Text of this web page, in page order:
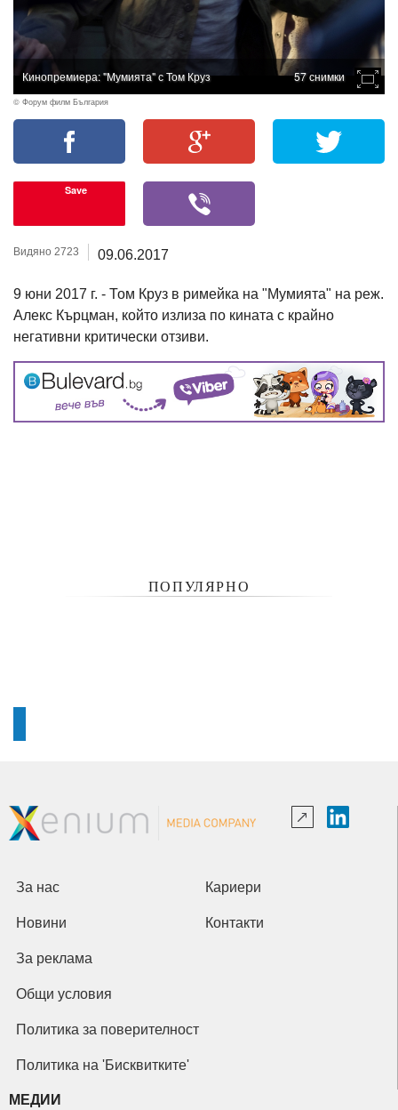
Кинопремиера: "Мумията" с Том Круз 57 снимки
© Форум филм България
Save
Видяно 2723 09.06.2017
9 юни 2017 г. - Том Круз в римейка на "Мумията" на реж.
Алекс Кърцман, който излиза по кината с крайно
негативни критически отзиви.
ПОПУЛЯРНО
За нас Кариери
Новини Контакти
За реклама
Общи условия
Политика за поверителност
Политика на 'Бисквитките'
МЕДИИ